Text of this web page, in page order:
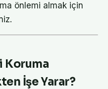
önlemi almak için
Koruma
İşe Yarar?